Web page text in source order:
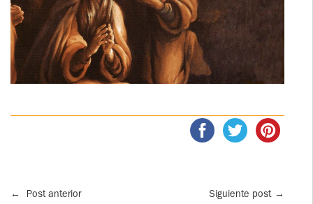
← Post anterior Siguiente post →